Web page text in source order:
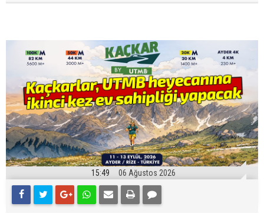
15:49 06 Ağustos 2026